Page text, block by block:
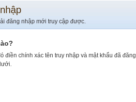
đăng nhập mới truy cập được.
điền chính xác tên truy nhập và mật khẩu đã đăng